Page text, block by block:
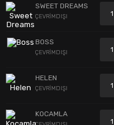
SWEET DREAMS
ÇEVRİMDIŞI 1
BOSS
ÇEVRİMDIŞI 1
HELEN
ÇEVRİMDIŞI 1
KOCAMLA
1